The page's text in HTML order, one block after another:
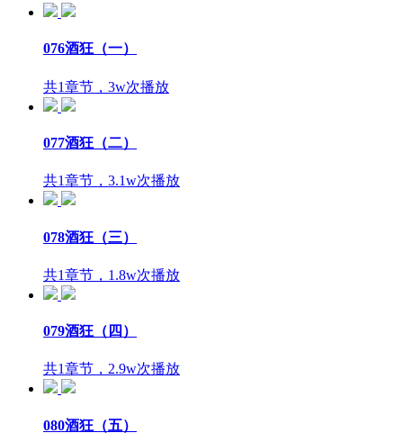
076酒狂（一）
共1章节，3w次播放
077酒狂（二）
共1章节，3.1w次播放
078酒狂（三）
共1章节，1.8w次播放
079酒狂（四）
共1章节，2.9w次播放
080酒狂（五）